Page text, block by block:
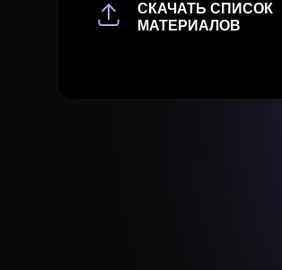
СКАЧАТЬ СПИСОК
МАТЕРИАЛОВ